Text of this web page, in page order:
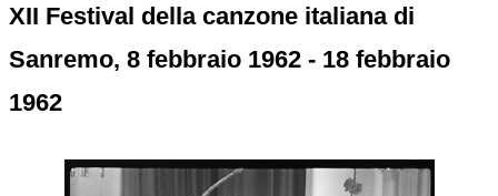
XII Festival della canzone italiana di
Sanremo, 8 febbraio 1962 - 18 febbraio
1962